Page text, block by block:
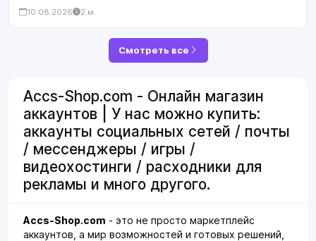
10.08.2026 2 м.
Смотреть все
Accs-Shop.com - Онлайн магазин
аккаунтов | У нас можно купить:
аккаунты социальных сетей / почты
/ мессенджеры / игры /
видеохостинги / расходники для
рекламы и много другого.
Accs-Shop.com - это не просто маркетплейс
аккаунтов, а мир возможностей и готовых решений,